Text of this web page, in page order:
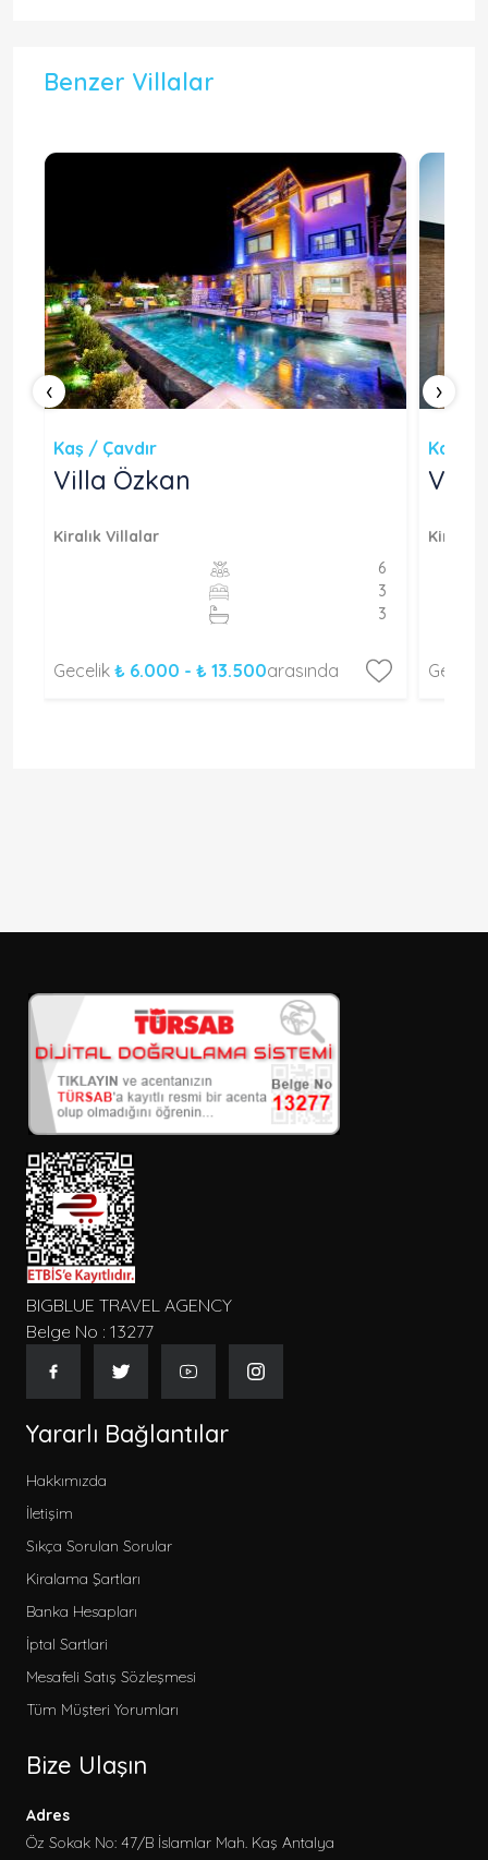
Benzer Villalar
Kaş / Çavdır
Villa Özkan
Kiralık Villalar
6
3
3
Gecelik₺ 6.000 - ₺ 13.500arasında
Kaş /
Villa
Kiralık
Gecelik
‹ ›
BIGBLUE TRAVEL AGENCY
Belge No : 13277
Yararlı Bağlantılar
Hakkımızda
İletişim
Sıkça Sorulan Sorular
Kiralama Şartları
Banka Hesapları
İptal Sartlari
Mesafeli Satış Sözleşmesi
Tüm Müşteri Yorumları
Bize Ulaşın
Adres
Öz Sokak No: 47/B İslamlar Mah. Kaş Antalya